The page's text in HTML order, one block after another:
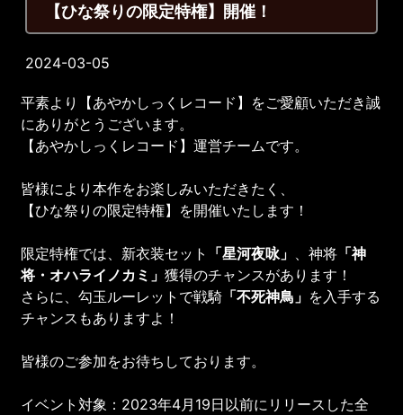
【ひな祭りの限定特権】開催！
2024-03-05
平素より【あやかしっくレコード】をご愛顧いただき誠
にありがとうございます。
【あやかしっくレコード】運営チームです。
皆様により本作をお楽しみいただきたく、
【ひな祭りの限定特権】を開催いたします！
限定特権では、新衣装セット 「星河夜咏 」 、神将 「神
将・オハライノカミ 」獲得のチャンスがあります！
さらに、勾玉ルーレットで戦騎 「不死神鳥」 を入手する
チャンスもありますよ！
皆様のご参加をお待ちしております。
イベント対象：2023年4月19日以前にリリースした全